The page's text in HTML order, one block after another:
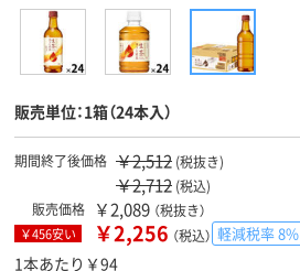
販売単位：1箱（24本入）
期間終了後価格 ￥2,512 (税抜き)
￥2,712 (税込)
販売価格
￥2,089 （税抜き）
￥456安い ￥2,256 （税込） 軽減税率 8%
1本あたり￥94